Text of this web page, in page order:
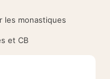
les monastiques
et CB